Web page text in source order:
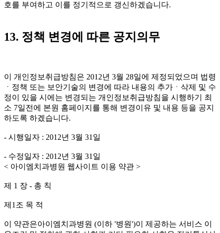
호를 부여하고 이를 정기적으로 갱신하겠습니다.
13. 정책 변경에 따른 공지의무
이 개인정보취급방침은 2012년 3월 28일에 제정되었으며 법령
ㆍ정책 또는 보안기술의 변경에 따라 내용의 추가ㆍ삭제 및 수
정이 있을 시에는 변경되는 개인정보취급방침을 시행하기 최
소 7일전에 본원 홈페이지를 통해 변경이유 및 내용 등을 공지
하도록 하겠습니다.
- 시행일자 : 2012년 3월 31일
- 수정일자 : 2012년 3월 31일
< 아이엠치과병원 웹사이트 이용 약관 >
제 1 장 - 총 칙
제1조 목 적
이 약관은아이엠치과병원 (이하 '병원')이 제공하는 서비스 이